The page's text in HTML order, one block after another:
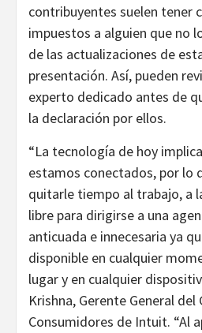
contribuyentes suelen tener
impuestos a alguien que no
de las actualizaciones de
presentación. Así, pueden
experto dedicado antes de
la declaración por ellos.
“La tecnología de hoy
estamos conectados, por lo
quitarle tiempo al trabajo, a
libre para dirigirse a una
anticuada e innecesaria ya
disponible en cualquier
lugar y en cualquier
Krishna, Gerente General del
Consumidores de Intuit. “Al